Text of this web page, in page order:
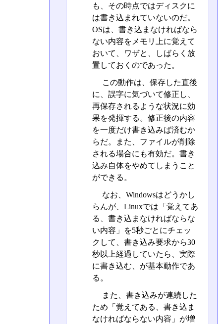
も、その時点ではディスクに
は書き込まれていないのだ。
OSは、書き込まなければなら
ない内容をメモリ上に覚えて
おいて、ワザと、しばらく放
置しておくのであった。
この動作は、保存した直後
に、誤字に気づいて修正し、
再保存されるような状況に効
果を発揮する。修正後の内容
を一度だけ書き込みば済むか
らだ。また、ファイルが削除
される場合にも有効だ。書き
込み自体をやめてしまうこと
ができる。
なお、Windowsはどうかし
らんが、Linuxでは「覚えてあ
る、書き込まなければならな
い内容」を5秒ごとにチェッ
クして、書き込み要求から30
秒以上経過していたら、実際
に書き込む、が基本動作であ
る。
また、書き込みが連続した
ため「覚えてある、書き込ま
なければならない内容」が増